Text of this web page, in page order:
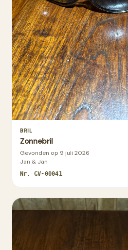
BRIL
Zonnebril
Gevonden op 9 juli 2026
Jan & Jan
Nr. GV-00041